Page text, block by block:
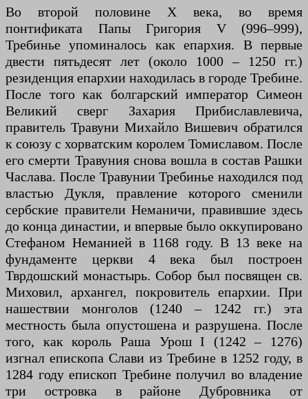
Во второй половине X века, во время
понтификата Папы Григория V (996–999),
Требинье упоминалось как епархия. В первые
двести пятьдесят лет (около 1000 – 1250 гг.)
резиденция епархии находилась в городе Требине.
После того как болгарский император Симеон
Великий сверг Захария Прибиславлевича,
правитель Травуни Михайло Вишевич обратился
к союзу с хорватским королем Томиславом. После
его смерти Травуния снова вошла в состав Рашки
Часлава. После Травунии Требинье находился под
властью Дукля, правление которого сменили
сербские правители Неманичи, правившие здесь
до конца династии, и впервые было оккупировано
Стефаном Неманией в 1168 году. В 13 веке на
фундаменте церкви 4 века был построен
Тврдошский монастырь. Собор был посвящен св.
Миховил, архангел, покровитель епархии. При
нашествии монголов (1240 – 1242 гг.) эта
местность была опустошена и разрушена. После
того, как король Раша Урош I (1242 – 1276)
изгнал епископа Слави из Требине в 1252 году, в
1284 году епископ Требине получил во владение
три островка в районе Дубровника от